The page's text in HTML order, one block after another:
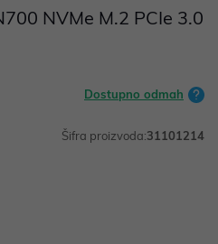
NVMe M.2 PCIe 3.0
Dostupno odmah
Šifra proizvoda:31101214